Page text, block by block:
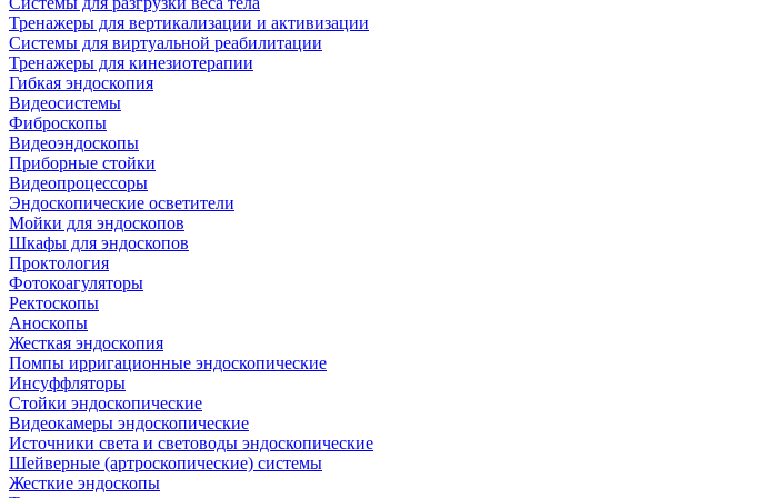
Тренажеры для вертикализации и активизации
Системы для виртуальной реабилитации
Тренажеры для кинезиотерапии
Гибкая эндоскопия
Видеосистемы
Фиброскопы
Видеоэндоскопы
Приборные стойки
Видеопроцессоры
Эндоскопические осветители
Мойки для эндоскопов
Шкафы для эндоскопов
Проктология
Фотокоагуляторы
Ректоскопы
Аноскопы
Жесткая эндоскопия
Помпы ирригационные эндоскопические
Инсуффляторы
Стойки эндоскопические
Видеокамеры эндоскопические
Источники света и световоды эндоскопические
Шейверные (артроскопические) системы
Жесткие эндоскопы